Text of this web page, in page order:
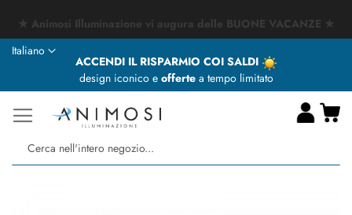
★ Animosi Illuminazione vi augura delle BUONE VACANZE ★
ACCENDI IL RISPARMIO COI SALDI
design iconico e offertea tempo limitato
Lingua
Italiano